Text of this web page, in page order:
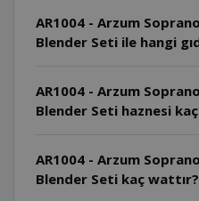
AR1004 - Arzum
Blender Seti ile hangi
AR1004 - Arzum
Blender Seti haznesi
AR1004 - Arzum
Blender Seti kaç wattır?